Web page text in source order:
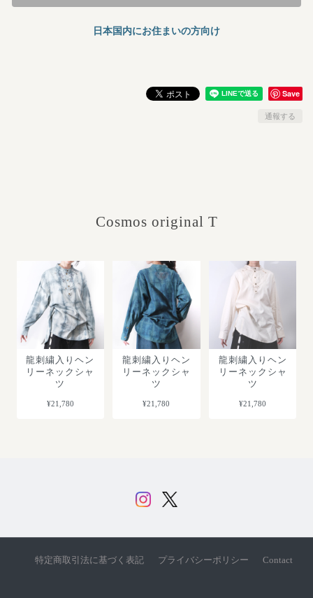
日本国内にお住まいの方向け
Save
通報する
Cosmos original T
龍刺繍入りヘン
リーネックシャ
ツ
¥21,780
龍刺繍入りヘン
リーネックシャ
ツ
¥21,780
龍刺繍入りヘン
リーネックシャ
ツ
¥21,780
特定商取引法に基づく表記 プライバシーポリシー Contact